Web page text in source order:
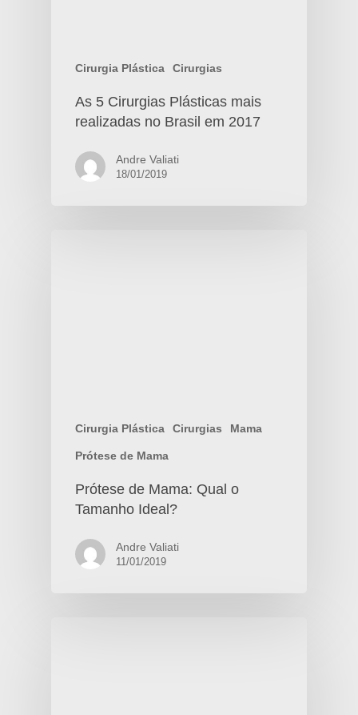
Cirurgia Plástica Cirurgias
As 5 Cirurgias Plásticas mais
realizadas no Brasil em 2017
Andre Valiati
18/01/2019
Cirurgia Plástica Cirurgias Mama
Prótese de Mama
Prótese de Mama: Qual o
Tamanho Ideal?
Andre Valiati
11/01/2019